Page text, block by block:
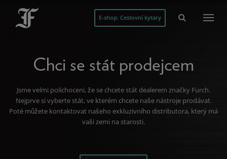
E-shop: Cestovní kytary
Chci se stát prodejcem
Jsme velmi polichoceni, že se chcete stát dealerem značky Furch.
Nejprve si vyberte stát, ve kterém chcete naše nástroje prodávat.
Poté můžete kontaktovat našeho exkluzivního distributora, který má
vaši zemi na starosti.